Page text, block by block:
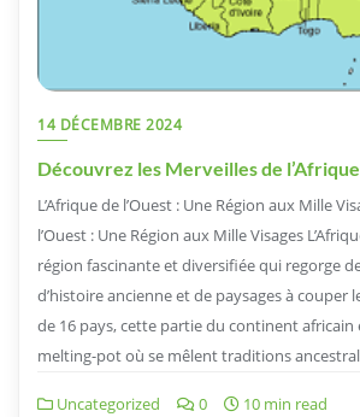
14 DÉCEMBRE 2024
Découvrez les Merveilles de
L’Afrique de l’Ouest : Une Région aux Mille
l’Ouest : Une Région aux Mille Visages
région fascinante et diversifiée qui regorge
d’histoire ancienne et de paysages à couper
de 16 pays, cette partie du continent
melting-pot où se mêlent traditions
Uncategorized 0 10 min read